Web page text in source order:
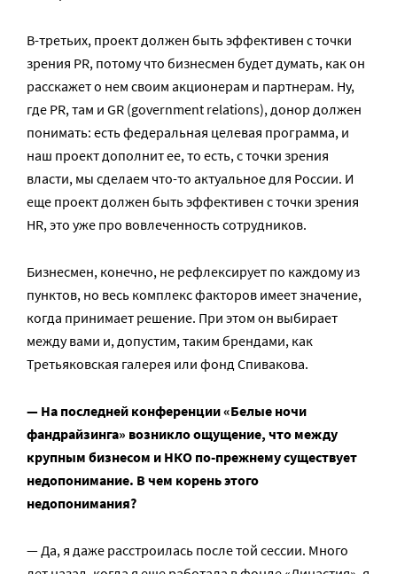
В-третьих, проект должен быть эффективен с точки
зрения PR, потому что бизнесмен будет думать, как он
расскажет о нем своим акционерам и партнерам. Ну,
где PR, там и GR (government relations), донор должен
понимать: есть федеральная целевая программа, и
наш проект дополнит ее, то есть, с точки зрения
власти, мы сделаем что-то актуальное для России. И
еще проект должен быть эффективен с точки зрения
HR, это уже про вовлеченность сотрудников.
Бизнесмен, конечно, не рефлексирует по каждому из
пунктов, но весь комплекс факторов имеет значение,
когда принимает решение. При этом он выбирает
между вами и, допустим, таким брендами, как
Третьяковская галерея или фонд Спивакова.
— На последней конференции «Белые ночи
фандрайзинга» возникло ощущение, что между
крупным бизнесом и НКО по-прежнему существует
недопонимание. В чем корень этого
недопонимания?
— Да, я даже расстроилась после той сессии. Много